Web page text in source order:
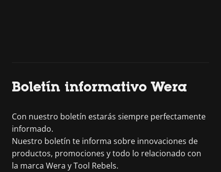
Boletín informativo Wera
Con nuestro boletín estarás siempre perfectamente
informado.
Nuestro boletín te informa sobre innovaciones de
productos, promociones y todo lo relacionado con
la marca Wera y Tool Rebels.